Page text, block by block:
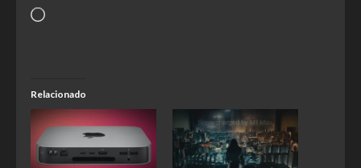
Relacionado